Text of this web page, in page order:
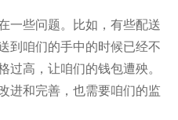
一些问题。比如，有些配送
到咱们的手中的时候已经不
过高，让咱们的钱包遭殃。
进和完善，也需要咱们的监